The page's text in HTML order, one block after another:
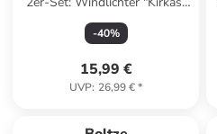
in Grün
-40%
15,99 €
UVP: 26,99 €*